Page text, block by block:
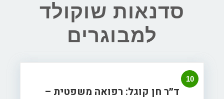
סדנאות שוקולד
למבוגרים
10
ד״ר חן קוגל: רפואה משפטית –